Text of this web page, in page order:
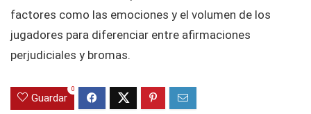
factores como las emociones y el volumen de los
jugadores para diferenciar entre afirmaciones
perjudiciales y bromas.
Guardar
0